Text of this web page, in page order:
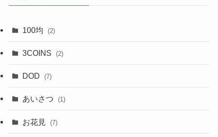
100均 (2)
3COINS (2)
DOD (7)
あいさつ (1)
お花見 (7)